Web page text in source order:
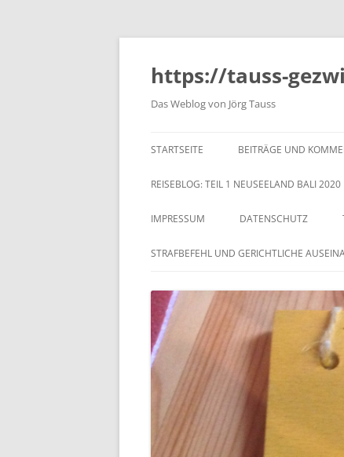
https://tauss-
Das Weblog von Jörg Tauss
STARTSEITE BEITRÄGE UND
REISEBLOG: TEIL 1 NEUSEELAND BALI 2020
IMPRESSUM DATENSCHUTZ
STRAFBEFEHL UND GERICHTLICHE